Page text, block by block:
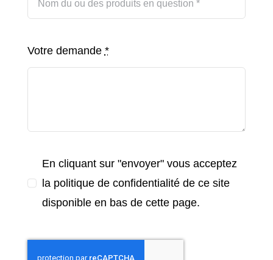
Votre demande *
En cliquant sur "envoyer" vous acceptez
la politique de confidentialité de ce site
disponible en bas de cette page.